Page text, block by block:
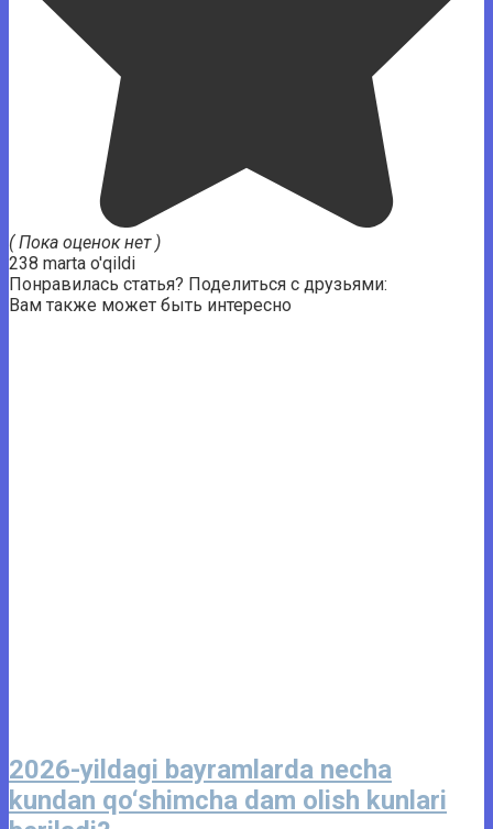
( Пока оценок нет )
238 marta o'qildi
Понравилась статья? Поделиться с друзьями:
Вам также может быть интересно
2026-yildagi bayramlarda necha
kundan qo‘shimcha dam olish kunlari